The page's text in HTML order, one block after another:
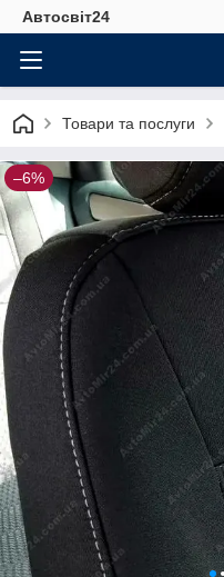
Автосвіт24
Товари та послуги
–6%